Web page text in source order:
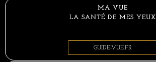
MA VUE
LA SANTÉ DE MES YEUX
GUIDE-VUE.FR